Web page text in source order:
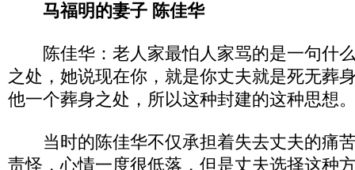
马福明的妻子 陈佳华
陈佳华：老人家最怕人家骂的是一句什
之处，她说现在你，就是你丈夫就是死无葬
他一个葬身之处，所以这种封建的这种思想
当时的陈佳华不仅承担着失去丈夫的痛
责怪，心情一度很低落，但是丈夫选择这种